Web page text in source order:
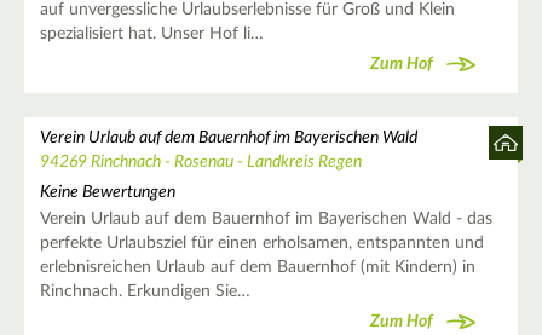
auf unvergessliche Urlaubserlebnisse für Groß und Klein
spezialisiert hat. Unser Hof li…
Zum Hof
Verein Urlaub auf dem Bauernhof im Bayerischen Wald
94269 Rinchnach - Rosenau - Landkreis Regen
Keine Bewertungen
Verein Urlaub auf dem Bauernhof im Bayerischen Wald - das
perfekte Urlaubsziel für einen erholsamen, entspannten und
erlebnisreichen Urlaub auf dem Bauernhof (mit Kindern) in
Rinchnach. Erkundigen Sie…
Zum Hof